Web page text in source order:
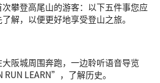
次攀登高尾山的游客：以下五件事您应
解，以便更好地享受登山之旅。
阪城周围奔跑，一边聆听语音导览
RUN LEARN”，了解历史。